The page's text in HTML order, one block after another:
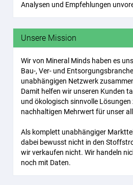
Analysen und Empfehlungen
Unsere Mission
Wir von Mineral Minds haben es
Bau-, Ver- und
unabhängigen Netzwerk
Damit helfen wir unseren Kunden
und ökologisch sinnvolle Lösungen
nachhaltigen Mehrwert für unser
Als komplett unabhängiger
dabei bewusst nicht in den
wir verkaufen nicht. Wir handeln
noch mit Daten.